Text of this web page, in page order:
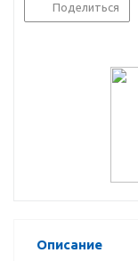
Поделиться
Описание